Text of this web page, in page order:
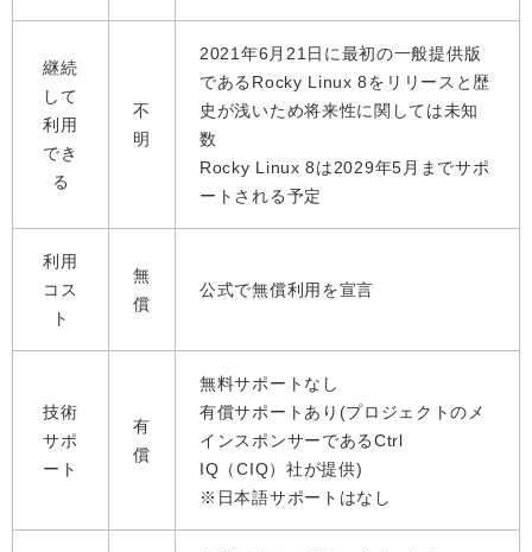
継続
して
利用
でき
る
不
明
2021年6月21日に最初の一般提供版
であるRocky Linux 8をリリースと歴
史が浅いため将来性に関しては未知
数
Rocky Linux 8は2029年5月までサポ
ートされる予定
利用
コス
ト
無
償
公式で無償利用を宣言
技術
サポ
ート
有
償
無料サポートなし
有償サポートあり(プロジェクトのメ
インスポンサーであるCtrl
IQ（CIQ）社が提供)
※日本語サポートはなし